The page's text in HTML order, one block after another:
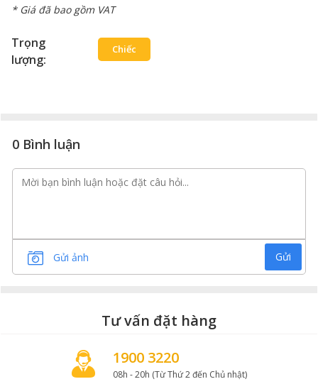
* Giá đã bao gồm VAT
Trọng
lượng:
Chiếc
0 Bình luận
Gửi ảnh Gửi
Tư vấn đặt hàng
1900 3220
08h - 20h (Từ Thứ 2 đến Chủ nhật)